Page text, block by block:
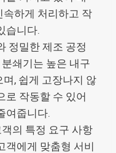
속하게 처리하고 작
습니다.
정밀한 제조 공정
쇄기는 높은 내구
, 쉽게 고장나지 않
로 작동할 수 있어
여줍니다.
의 특정 요구 사항
객에게 맞춤형 서비